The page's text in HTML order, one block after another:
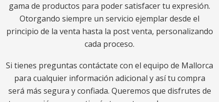
gama de productos para poder satisfacer tu expresión.
Otorgando siempre un servicio ejemplar desde el
principio de la venta hasta la post venta, personalizando
cada proceso.
Si tienes preguntas contáctate con el equipo de Mallorca
para cualquier información adicional y así tu compra
será más segura y confiada. Queremos que disfrutes de